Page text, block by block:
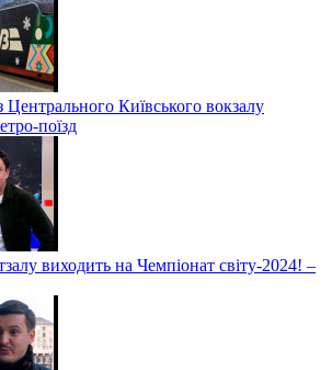
Центрального Київського вокзалу
поїзд
виходить на Чемпіонат світу-2024! –